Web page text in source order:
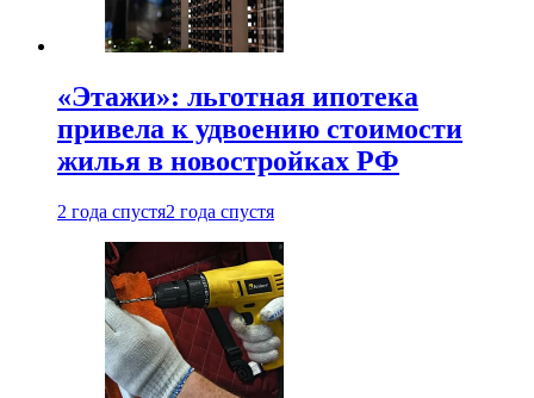
«Этажи»: льготная ипотека
привела к удвоению стоимости
жилья в новостройках РФ
2 года спустя2 года спустя